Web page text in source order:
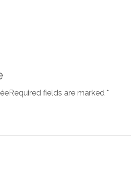
fields are marked *